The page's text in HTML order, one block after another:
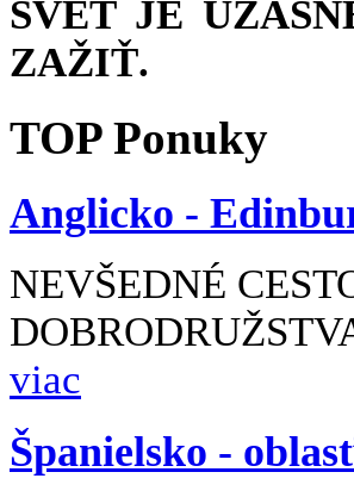
SVET JE
ZAŽIŤ.
TOPPonuky
Anglicko -
NEVŠEDNÉ
viac
Španielsko -